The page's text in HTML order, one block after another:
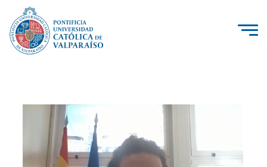
PUCV Internacional
Vinculación con el Medio